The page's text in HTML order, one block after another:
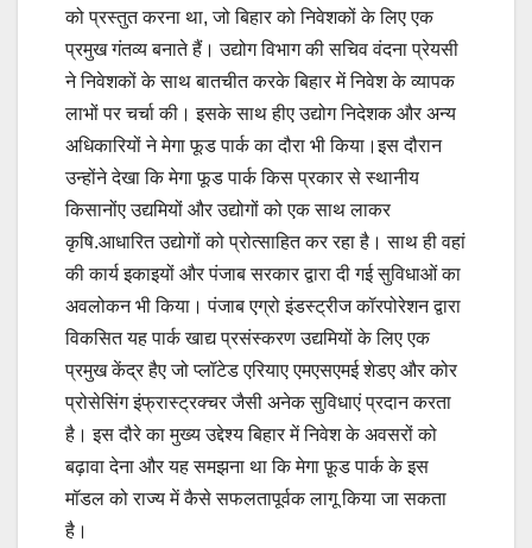
को प्रस्तुत करना था, जो बिहार को निवेशकों के लिए एक
प्रमुख गंतव्य बनाते हैं। उद्योग विभाग की सचिव वंदना प्रेयसी
ने निवेशकों के साथ बातचीत करके बिहार में निवेश के व्यापक
लाभों पर चर्चा की। इसके साथ हीए उद्योग निदेशक और अन्य
अधिकारियों ने मेगा फूड पार्क का दौरा भी किया।इस दौरान
उन्होंने देखा कि मेगा फूड पार्क किस प्रकार से स्थानीय
किसानोंए उद्यमियों और उद्योगों को एक साथ लाकर
कृषि.आधारित उद्योगों को प्रोत्साहित कर रहा है। साथ ही वहां
की कार्य इकाइयों और पंजाब सरकार द्वारा दी गई सुविधाओं का
अवलोकन भी किया। पंजाब एग्रो इंडस्ट्रीज कॉरपोरेशन द्वारा
विकसित यह पार्क खाद्य प्रसंस्करण उद्यमियों के लिए एक
प्रमुख केंद्र हैए जो प्लॉटेड एरियाए एमएसएमई शेडए और कोर
प्रोसेसिंग इंफ्रास्ट्रक्चर जैसी अनेक सुविधाएं प्रदान करता
है। इस दौरे का मुख्य उद्देश्य बिहार में निवेश के अवसरों को
बढ़ावा देना और यह समझना था कि मेगा फ़ूड पार्क के इस
मॉडल को राज्य में कैसे सफलतापूर्वक लागू किया जा सकता
है।